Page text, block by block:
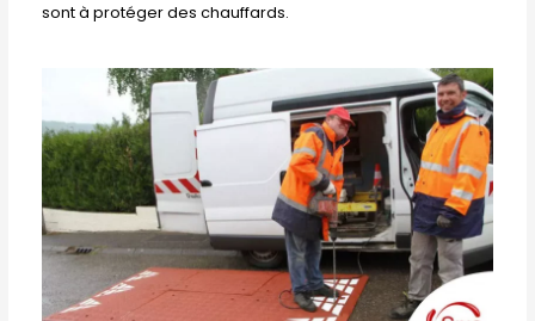
sont à protéger des chauffards.